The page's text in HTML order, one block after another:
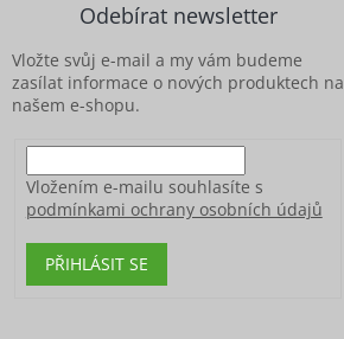
Odebírat newsletter
Vložte svůj e-mail a my vám budeme
zasílat informace o nových produktech na
našem e-shopu.
Vložením e-mailu souhlasíte s
podmínkami ochrany osobních údajů
PŘIHLÁSIT SE